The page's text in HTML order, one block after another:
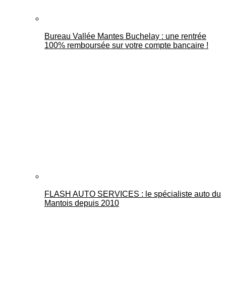
Bureau Vallée Mantes Buchelay : une rentrée
100% remboursée sur votre compte bancaire !
FLASH AUTO SERVICES : le spécialiste auto du
Mantois depuis 2010